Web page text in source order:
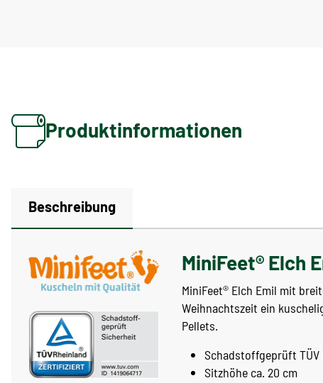
Produktinformationen
Beschreibung
MiniFeet® Elch
MiniFeet® Elch Emil mit
Weihnachtszeit ein
Pellets.
Schadstoffgeprüft TÜV
Sitzhöhe ca. 20 cm